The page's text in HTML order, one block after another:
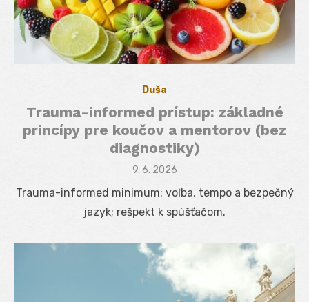
Duša
Trauma-informed prístup: základné
princípy pre koučov a mentorov (bez
diagnostiky)
Posted
9. 6. 2026
Trauma-informed minimum: voľba, tempo a bezpečný
jazyk; rešpekt k spúšťačom.